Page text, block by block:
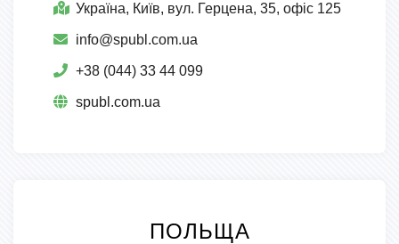
Україна, Київ, вул. Герцена, 35, офіс 125
info@spubl.com.ua
+38 (044) 33 44 099
spubl.com.ua
ПОЛЬЩА